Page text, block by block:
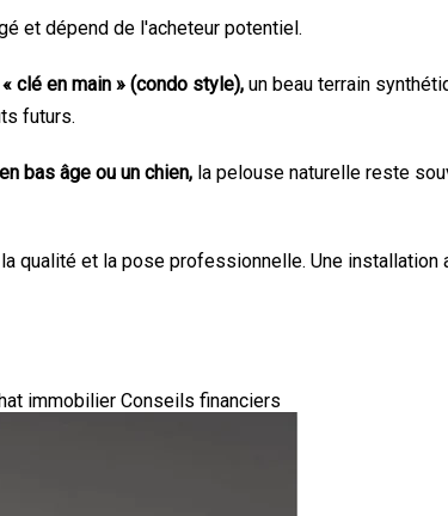
et dépend de l'acheteur potentiel.
clé en main » (condo style), un beau terrain
futurs.
bas âge ou un chien, la pelouse naturelle reste
et la pose professionnelle. Une installation
immobilier Conseils financiers